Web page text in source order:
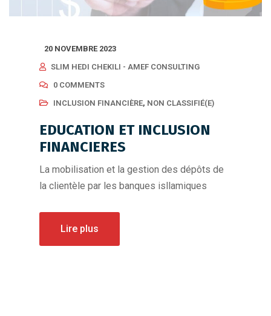
20 NOVEMBRE 2023
SLIM HEDI CHEKILI - AMEF CONSULTING
0 COMMENTS
INCLUSION FINANCIÈRE, NON CLASSIFIÉ(E)
EDUCATION ET INCLUSION
FINANCIERES
La mobilisation et la gestion des dépôts de
la clientèle par les banques isllamiques
Lire plus